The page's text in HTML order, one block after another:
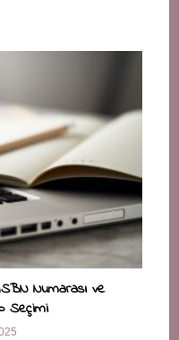
Numarası ve
Seçimi